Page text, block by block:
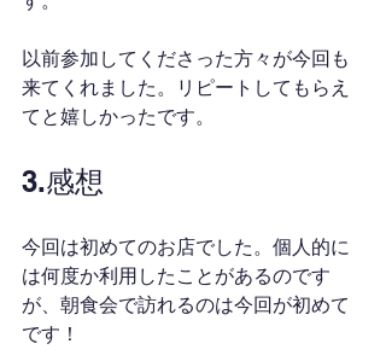
以前参加してくださった方々が今回も
来てくれました。リピートしてもらえ
てと嬉しかったです。
3.感想
今回は初めてのお店でした。個人的に
は何度か利用したことがあるのです
が、朝食会で訪れるのは今回が初めて
です！